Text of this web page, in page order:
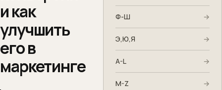
и как
улучшить
его в
маркетинге
Ф-Ш →
Э,Ю,Я →
A-L →
M-Z →